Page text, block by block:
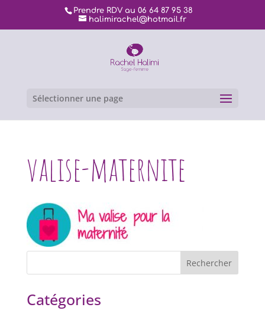
Prendre RDV au 06 64 87 95 38
halimirachel@hotmail.fr
Sélectionner une page
valise-maternite
Catégories